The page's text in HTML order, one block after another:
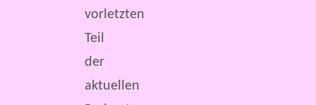
vorletzten
Teil
der
aktuellen